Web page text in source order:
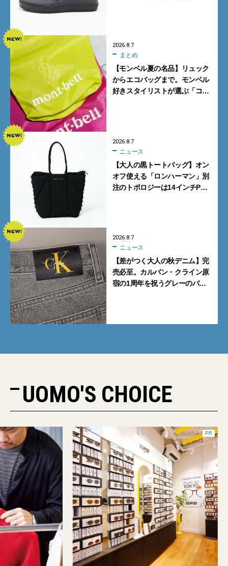
2026.8.7
まとめ
【モンベル夏の名品】リュック
からエコバッグまで。モンベル
好きスタイリストが選ぶ「コス
2026.8.7
ニュース
【大人の黒トートバッグ】オン
オフ使える「ロンハーマン」別
注のトポロジーは14インチPC
2026.8.7
ニュース
【差がつく大人の秋デニム】完
売必至。カルバン・クライン原
宿の1周年を祝うグレーのバ
UOMO'S CHOICE